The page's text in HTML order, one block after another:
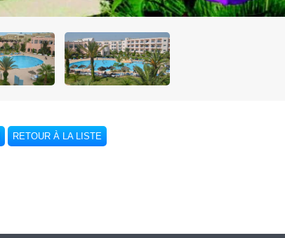
RETOUR À LA LISTE